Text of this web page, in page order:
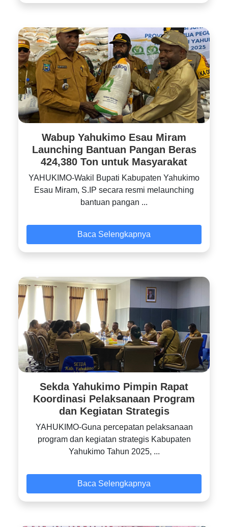
Wabup Yahukimo Esau Miram
Launching Bantuan Pangan Beras
424,380 Ton untuk Masyarakat
YAHUKIMO-Wakil Bupati Kabupaten Yahukimo
Esau Miram, S.IP secara resmi melaunching
bantuan pangan ...
Baca Selengkapnya
Sekda Yahukimo Pimpin Rapat
Koordinasi Pelaksanaan Program
dan Kegiatan Strategis
YAHUKIMO-Guna percepatan pelaksanaan
program dan kegiatan strategis Kabupaten
Yahukimo Tahun 2025, ...
Baca Selengkapnya